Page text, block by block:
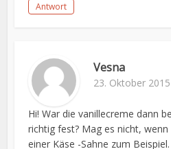
Antwort
Vesna
23. Oktober
Hi! War die vanillecreme dann
richtig fest? Mag es nicht,
einer Käse -Sahne zum Beispiel.